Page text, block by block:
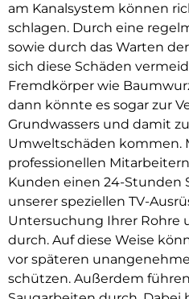
am Kanalsystem können
schlagen. Durch eine
sowie durch das Warten
sich diese Schäden
Fremdkörper wie
dann könnte es sogar zur
Grundwassers und damit
Umweltschäden kommen.
professionellen
Kunden einen 24-Stunden
unserer speziellen TV-
Untersuchung Ihrer Rohre
durch. Auf diese Weise
vor späteren
schützen. Außerdem